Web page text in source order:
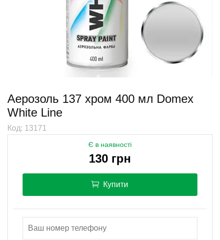
Аерозоль 137 хром 400 мл Domex
White Line
Код: 13171
Є в наявності
130 грн
Купити